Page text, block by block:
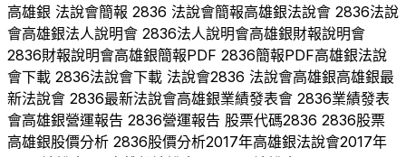
高雄銀 法說會簡報 2836 法說會簡報高雄銀法說會 2836法說
會高雄銀法人說明會 2836法人說明會高雄銀財報說明會
2836財報說明會高雄銀簡報PDF 2836簡報PDF高雄銀法說
會下載 2836法說會下載 法說會2836 法說會高雄銀高雄銀最
新法說會 2836最新法說會高雄銀業績發表會 2836業績發表
會高雄銀營運報告 2836營運報告 股票代碼2836 2836股票
高雄銀股價分析 2836股價分析2017年高雄銀法說會2017年